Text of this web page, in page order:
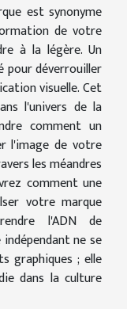
est synonyme
de votre
à la légère. Un
pour déverrouiller
visuelle. Cet
l'univers de la
comment un
l'image de votre
les méandres
comment une
votre marque
l'ADN de
ne se
graphiques ; elle
dans la culture